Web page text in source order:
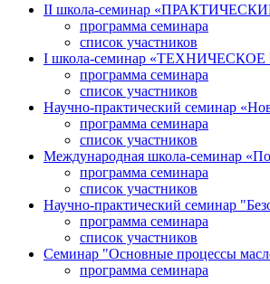
II школа-семинар
программа семинара
список участников
І школа-семинар
программа семинара
список участников
Научно-практический семинар
программа семинара
список участников
Международная школа-семинар
программа семинара
список участников
Научно-практический семинар
программа семинара
список участников
Семинар "Основные процессы
программа семинара